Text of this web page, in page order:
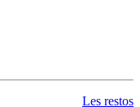
Les restos